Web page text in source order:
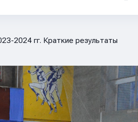
2024 гг. Краткие результаты